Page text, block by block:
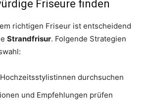
Friseure finden
richtigen Friseur ist entscheidend
Strandfrisur. Folgende Strategien
durchsuchen
und Empfehlungen prüfen